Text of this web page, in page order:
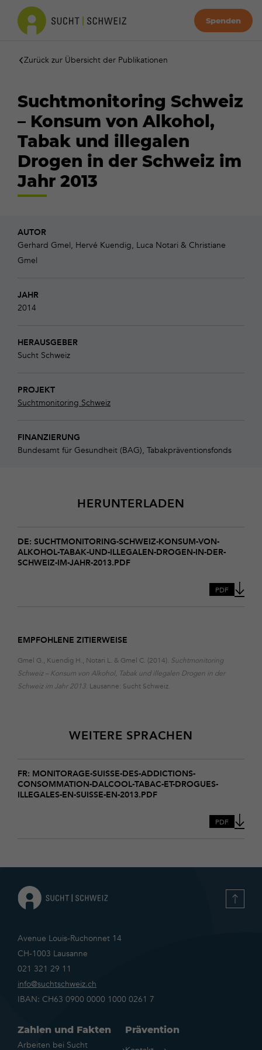
Spenden
Zurück zur Übersicht der Publikationen
Suchtmonitoring Schweiz
– Konsum von Alkohol,
Tabak und illegalen
Drogen in der Schweiz im
Jahr 2013
AUTOR
Gerhard Gmel, Hervé Kuendig, Luca Notari & Christiane
Gmel
JAHR
2014
HERAUSGEBER
Sucht Schweiz
PROJEKT
Suchtmonitoring Schweiz
FINANZIERUNG
Bundesamt für Gesundheit (BAG), Tabakpräventionsfonds
HERUNTERLADEN
DE: SUCHTMONITORING-SCHWEIZ-KONSUM-VON-
ALKOHOL-TABAK-UND-ILLEGALEN-DROGEN-IN-DER-
SCHWEIZ-IM-JAHR-2013.PDF
suchtmonitoring-
schweiz-
konsum-
in-
schweiz-
im-
jahr-
PDF
EMPFOHLENE ZITIERWEISE
Gmel G., Kuendig H., Notari L. & Gmel C. (2014). Suchtmonitoring
Schweiz – Konsum von Alkohol, Tabak und illegalen Drogen in der
Schweiz im Jahr 2013. Lausanne: Sucht Schweiz.
WEITERE SPRACHEN
FR: MONITORAGE-SUISSE-DES-ADDICTIONS-
CONSOMMATION-DALCOOL-TABAC-ET-DROGUES-
ILLEGALES-EN-SUISSE-EN-2013.PDF
monitorage-
suisse-
des-
drogues-
en-
suisse-
en-
PDF
Avenue Louis-Ruchonnet 14
CH-1003 Lausanne
021 321 29 11
info@suchtschweiz.ch
IBAN: CH63 0900 0000 1000 0261 7
Zahlen und Fakten
Arbeiten bei Sucht
Prävention